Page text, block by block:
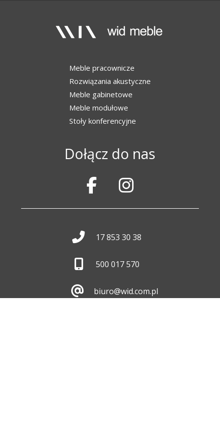
Meble pracownicze
Rozwiązania akustyczne
Meble gabinetowe
Meble modułowe
Stoły konferencyjne
Dołącz do nas
17 853 30 38
500 017 570
biuro@wid.com.pl